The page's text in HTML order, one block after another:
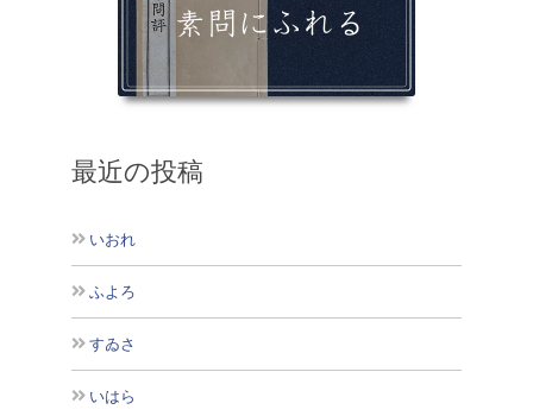
最近の投稿
いおれ
ふよろ
すゐさ
いはら